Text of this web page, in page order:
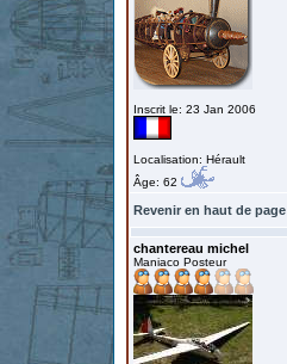
Inscrit le: 23 Jan 2006
Localisation: Hérault
Âge: 62
Revenir en haut de page
chantereau michel
Maniaco Posteur